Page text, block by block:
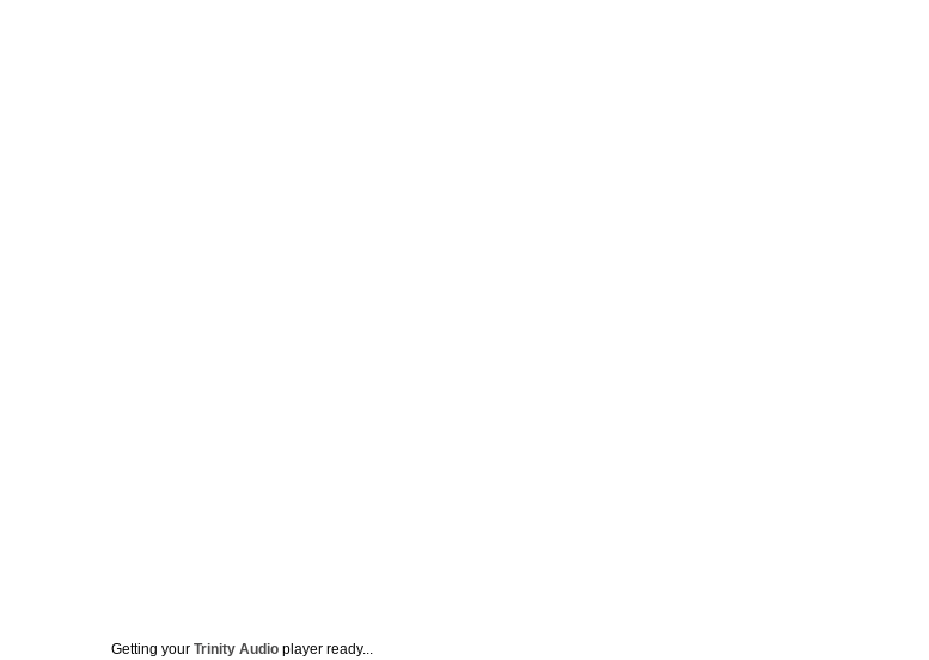
Getting your Trinity Audio player ready...